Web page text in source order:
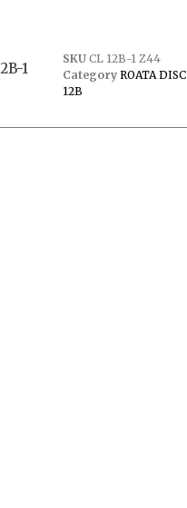
1
SKU CL 12B-1 Z44
Category ROATA DISC
12B